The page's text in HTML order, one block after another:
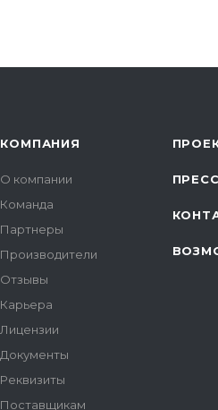
КОМПАНИЯ
О компании
Команда
Партнеры
Производители
Отзывы
Карьера
Лицензии
Документы
Реквизиты
Поставщикам